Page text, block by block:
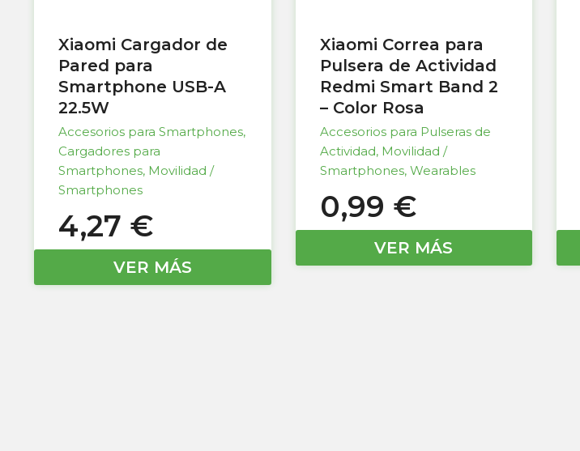
Xiaomi Cargador de
Pared para
Smartphone USB-A
22.5W
Accesorios para Smartphones,
Cargadores para
Smartphones, Movilidad /
Smartphones
4,27 €
VER MÁS
Xiaomi Correa para
Pulsera de Actividad
Redmi Smart Band 2
– Color Rosa
Accesorios para Pulseras de
Actividad, Movilidad /
Smartphones, Wearables
0,99 €
VER MÁS